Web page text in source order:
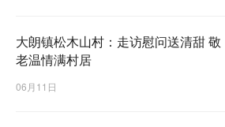
大朗镇松木山村：走访慰问送清甜 敬
老温情满村居
06月11日